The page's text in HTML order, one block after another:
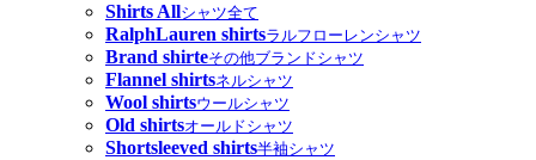
Shirts Allシャツ全て
RalphLauren shirtsラルフローレンシャツ
Brand shirteその他ブランドシャツ
Flannel shirtsネルシャツ
Wool shirtsウールシャツ
Old shirtsオールドシャツ
Shortsleeved shirts半袖シャツ